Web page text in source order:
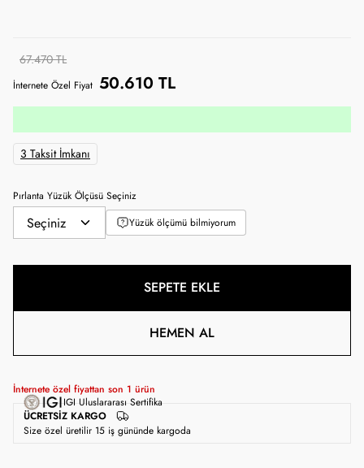
67.470 TL
İnternete Özel Fiyat 50.610 TL
3 Taksit İmkanı
Pırlanta Yüzük Ölçüsü Seçiniz
Yüzük ölçümü bilmiyorum
SEPETE EKLE
HEMEN AL
İnternete özel fiyattan son 1 ürün
ÜCRETSIZ KARGO
IGI Uluslararası Sertifika
Size özel üretilir 15 iş gününde kargoda